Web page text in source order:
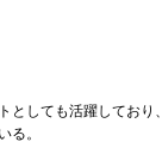
としても活躍しており、
る。